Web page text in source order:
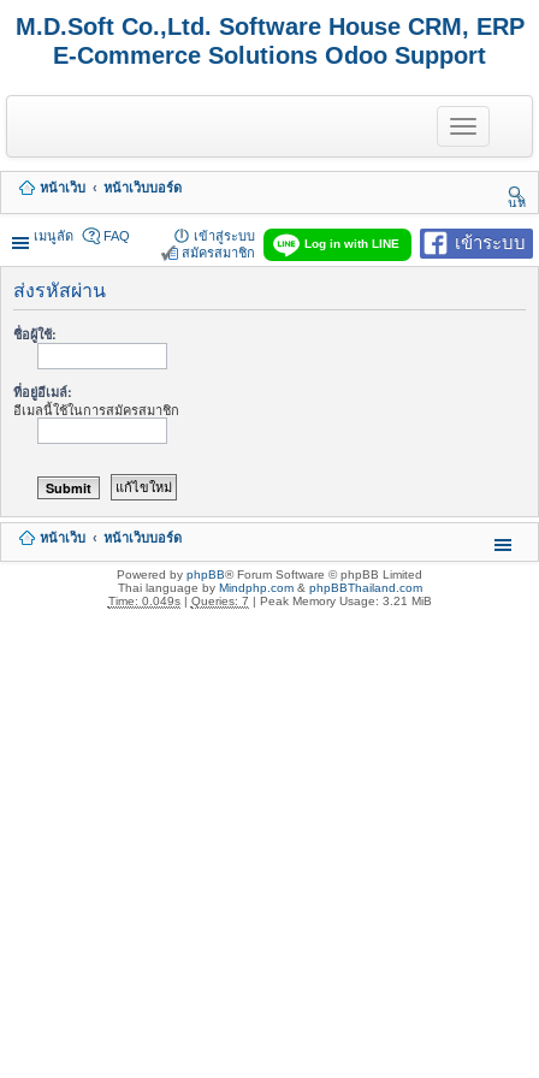
M.D.Soft Co.,Ltd. Software House CRM, ERP
E-Commerce Solutions Odoo Support
T
o
g
e
n
a
v
g
หน้าเว็บ
หน้าเว็บบอร์ด
นห
า
เมนูลัด
เข้าระบบ
Log in with LINE
FAQ
เข้าสู่ระบบ
สมัครสมาชิก
ส่งรหัสผ่าน
ชื่อผู้ใช้:
ที่อยู่อีเมล์:
อีเมลนี้ใช้ในการสมัครสมาชิก
หน้าเว็บ หน้าเว็บบอร์ด
Powered by phpBB® Forum Software © phpBB Limited
Thai language by Mindphp.com& phpBBThailand.com
Time: 0.049s| Queries: 7 | Peak Memory Usage: 3.21 MiB